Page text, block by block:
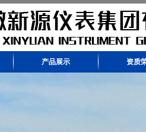
产品展示 资质